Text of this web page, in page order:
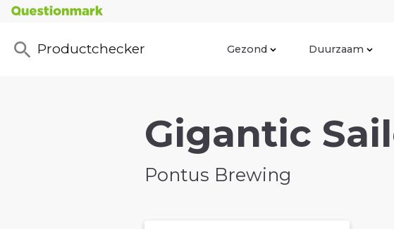
Productchecker Gezond Duurzaam
Gigantic
Pontus Brewing